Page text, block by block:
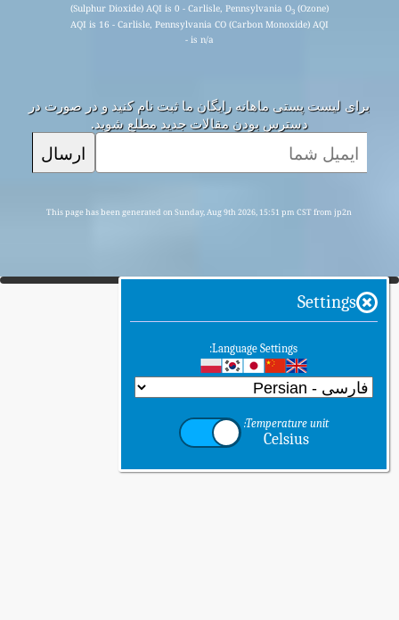
(Sulphur Dioxide) AQI is 0 - Carlisle, Pennsylvania O 3(Ozone)
AQI is 16 - Carlisle, Pennsylvania CO (Carbon Monoxide) AQI
is n/a -
برای لیست پستی ماهانه رایگان ما ثبت نام کنید و در صورت در
دسترس بودن مقالات جدید مطلع شوید.
ارسال
This page has been generated on Sunday, Aug 9th 2026, 15:51 pm CST from jp2n
Settings
Language Settings:
Temperature unit:
Celsius